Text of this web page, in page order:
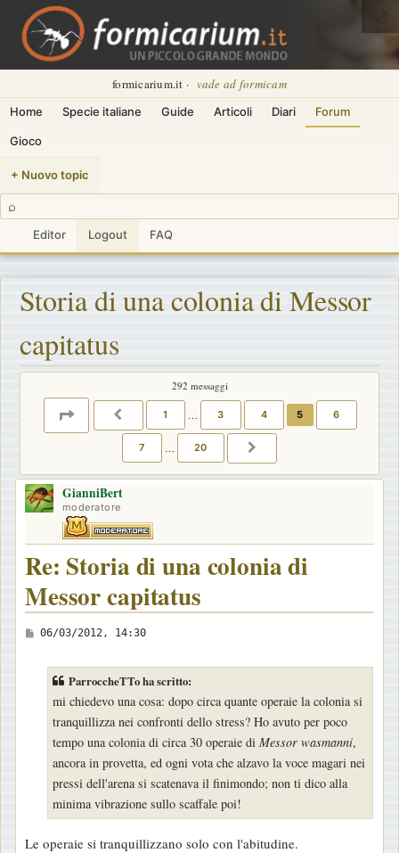
formicarium.it · vade ad formicam
Home Specie italiane Guide Articoli Diari Forum
Gioco
+ Nuovo topic
⌕
Editor Logout FAQ
🌙
Storia di una colonia di Messor
capitatus
292 messaggi
PAGINA5 PRECEDENTE
1 … 3 4 5 6
7 … 20
GianniBert
moderatore
Re: Storia di una colonia di
Messor capitatus
M
06/03/2012, 14:30
ParroccheTTo ha scritto:
mi chiedevo una cosa: dopo circa quante operaie la colonia si
tranquillizza nei confronti dello stress? Ho avuto per poco
tempo una colonia di circa 30 operaie di Messor wasmanni,
ancora in provetta, ed ogni vota che alzavo la voce magari nei
pressi dell'arena si scatenava il finimondo; non ti dico alla
minima vibrazione sullo scaffale poi!
Le operaie si tranquillizzano solo con l'abitudine.